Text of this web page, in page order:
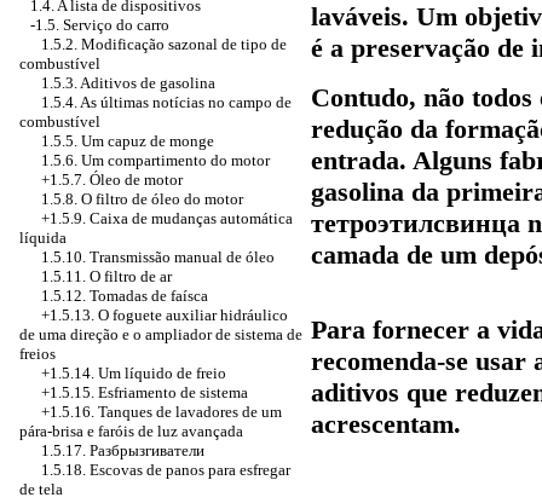
1.4. A lista de dispositivos
-1.5. Serviço do carro
1.5.2. Modificação sazonal de tipo de
combustível
1.5.3. Aditivos de gasolina
1.5.4. As últimas notícias no campo de
combustível
1.5.5. Um capuz de monge
1.5.6. Um compartimento do motor
+1.5.7. Óleo de motor
1.5.8. O filtro de óleo do motor
+1.5.9. Caixa de mudanças automática
líquida
1.5.10. Transmissão manual de óleo
1.5.11. O filtro de ar
1.5.12. Tomadas de faísca
+1.5.13. O foguete auxiliar hidráulico
de uma direção e o ampliador de sistema de
freios
+1.5.14. Um líquido de freio
+1.5.15. Esfriamento de sistema
+1.5.16. Tanques de lavadores de um
pára-brisa e faróis de luz avançada
1.5.17. Разбрызгиватели
1.5.18. Escovas de panos para esfregar
de tela
laváveis. Um
é a preservação de
Contudo, não todos
redução da
entrada. Alguns
gasolina da
тетроэтилсвинца
camada de um
Para fornecer a
recomenda-se usar
aditivos que
acrescentam.